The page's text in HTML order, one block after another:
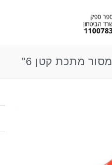
מסור מתכת קטן 6"